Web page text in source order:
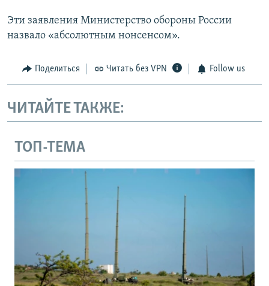
Эти заявления Министерство обороны России
назвало «абсолютным нонсенсом».
Поделиться Читать без VPN Follow us
ЧИТАЙТЕ ТАКЖЕ:
ТОП-ТЕМА